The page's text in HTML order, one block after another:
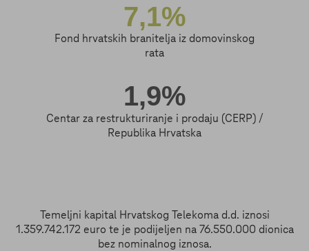
7,1%
Fond hrvatskih branitelja iz domovinskog
rata
1,9%
Centar za restrukturiranje i prodaju (CERP) /
Republika Hrvatska
Temeljni kapital Hrvatskog Telekoma d.d. iznosi
1.359.742.172 euro te je podijeljen na 76.550.000 dionica
bez nominalnog iznosa.